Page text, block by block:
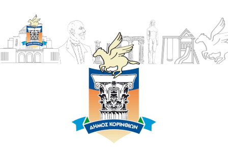
ΔΗΜΟΣ
ΚΟΡΙΝΘΙΩΝ